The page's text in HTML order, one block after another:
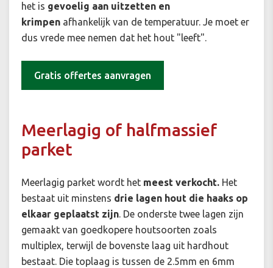
het is gevoelig aan uitzetten en
krimpen afhankelijk van de temperatuur. Je moet er
dus vrede mee nemen dat het hout "leeft".
Gratis offertes aanvragen
Meerlagig of halfmassief
parket
Meerlagig parket wordt het meest verkocht. Het
bestaat uit minstens drie lagen hout die haaks op
elkaar geplaatst zijn. De onderste twee lagen zijn
gemaakt van goedkopere houtsoorten zoals
multiplex, terwijl de bovenste laag uit hardhout
bestaat. Die toplaag is tussen de 2.5mm en 6mm